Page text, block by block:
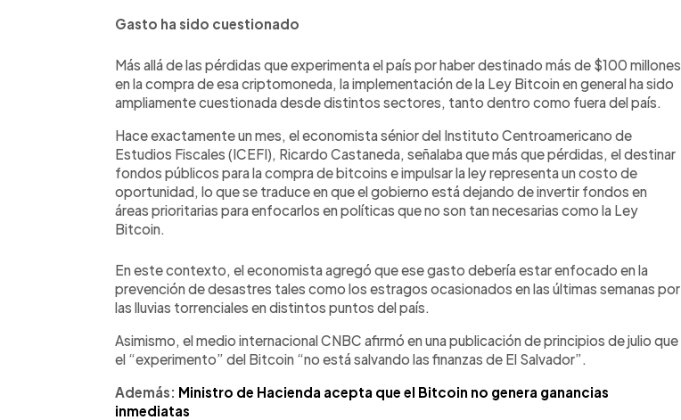
Gasto ha sido cuestionado
Más allá de las pérdidas que experimenta el país por haber destinado más de $100 millones
en la compra de esa criptomoneda, la implementación de la Ley Bitcoin en general ha sido
ampliamente cuestionada desde distintos sectores, tanto dentro como fuera del país.
Hace exactamente un mes, el economista sénior del Instituto Centroamericano de
Estudios Fiscales (ICEFI), Ricardo Castaneda, señalaba que más que pérdidas, el destinar
fondos públicos para la compra de bitcoins e impulsar la ley representa un costo de
oportunidad, lo que se traduce en que el gobierno está dejando de invertir fondos en
áreas prioritarias para enfocarlos en políticas que no son tan necesarias como la Ley
Bitcoin.
En este contexto, el economista agregó que ese gasto debería estar enfocado en la
prevención de desastres tales como los estragos ocasionados en las últimas semanas por
las lluvias torrenciales en distintos puntos del país.
Asimismo, el medio internacional CNBC afirmó en una publicación de principios de julio que
el “experimento” del Bitcoin “no está salvando las finanzas de El Salvador”.
Además: Ministro de Hacienda acepta que el Bitcoin no genera ganancias
inmediatas